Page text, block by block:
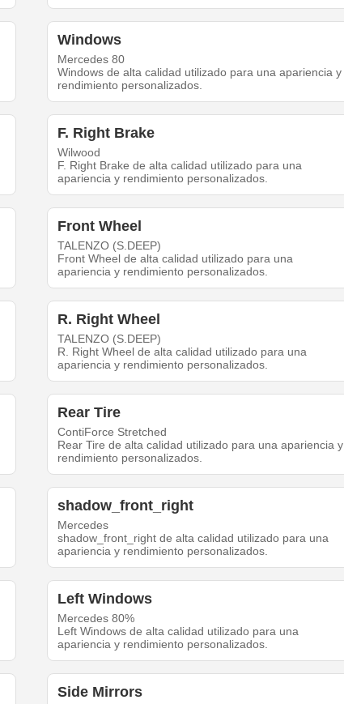
Windows
Mercedes 80
Windows de alta calidad utilizado para una apariencia y
rendimiento personalizados.
F. Right Brake
Wilwood
F. Right Brake de alta calidad utilizado para una
apariencia y rendimiento personalizados.
Front Wheel
TALENZO (S.DEEP)
Front Wheel de alta calidad utilizado para una
apariencia y rendimiento personalizados.
R. Right Wheel
TALENZO (S.DEEP)
R. Right Wheel de alta calidad utilizado para una
apariencia y rendimiento personalizados.
Rear Tire
ContiForce Stretched
Rear Tire de alta calidad utilizado para una apariencia y
rendimiento personalizados.
shadow_front_right
Mercedes
shadow_front_right de alta calidad utilizado para una
apariencia y rendimiento personalizados.
Left Windows
Mercedes 80%
Left Windows de alta calidad utilizado para una
apariencia y rendimiento personalizados.
Side Mirrors